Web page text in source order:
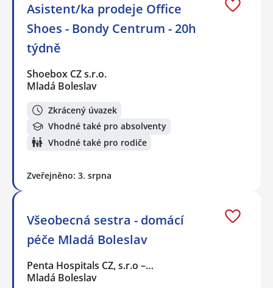
Asistent/ka prodeje Office
Shoes - Bondy Centrum - 20h
týdně
Shoebox CZ s.r.o.
Mladá Boleslav
Zkrácený úvazek
Vhodné také pro absolventy
Vhodné také pro rodiče
Zveřejněno: 3. srpna
Všeobecná sestra - domácí
péče Mladá Boleslav
Penta Hospitals CZ, s.r.o –…
Mladá Boleslav